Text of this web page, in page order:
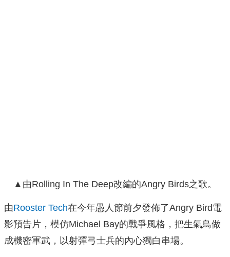
▲由Rolling In The Deep改編的Angry Birds之歌。
由Rooster Tech在今年愚人節前夕發佈了Angry Bird電
影預告片，模仿Michael Bay的戰爭風格，把生氣鳥做
成機密軍武，以射彈弓士兵的內心獨白串場。